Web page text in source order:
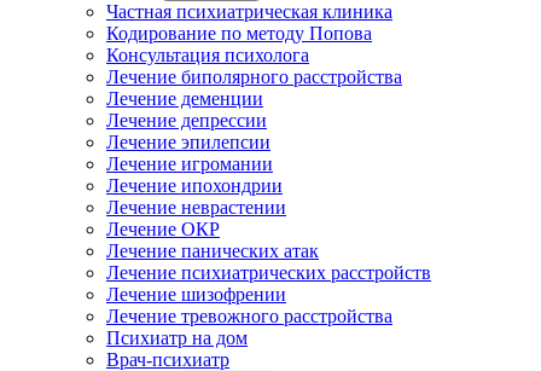
Частная психиатрическая клиника
Кодирование по методу Попова
Консультация психолога
Лечение биполярного расстройства
Лечение деменции
Лечение депрессии
Лечение эпилепсии
Лечение игромании
Лечение ипохондрии
Лечение неврастении
Лечение ОКР
Лечение панических атак
Лечение психиатрических расстройств
Лечение шизофрении
Лечение тревожного расстройства
Психиатр на дом
Врач-психиатр